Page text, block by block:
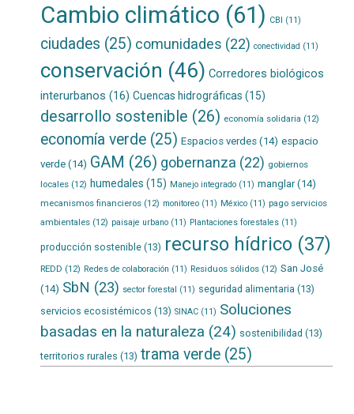
Cambio climático (61) CBI (11)
ciudades (25) comunidades (22) conectividad (11)
conservación (46) Corredores biológicos
interurbanos (16) Cuencas hidrográficas (15)
desarrollo sostenible (26) economía solidaria (12)
economía verde(25) Espacios verdes(14) espacio
verde(14) GAM (26) gobernanza (22) gobiernos
locales(12) humedales (15) Manejo integrado(11) manglar(14)
mecanismos financieros(12) monitoreo(11) México(11) pago servicios
ambientales(12) paisaje urbano(11) Plantaciones forestales(11)
producción sostenible(13) recurso hídrico(37)
REDD (12) Redes de colaboración (11) Residuos sólidos(12) San José
(14) SbN (23) sector forestal (11) seguridad alimentaria (13)
servicios ecosistémicos (13) SINAC(11) Soluciones
basadas en la naturaleza (24) sostenibilidad (13)
territorios rurales (13) trama verde(25)